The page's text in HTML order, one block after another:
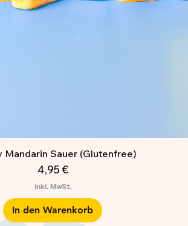
Mandarin Sauer (Glutenfree)
Preis
4,95 €
inkl. MwSt.
In den Warenkorb